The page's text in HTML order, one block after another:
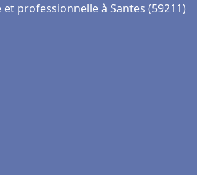
professionnelle à Santes (59211)